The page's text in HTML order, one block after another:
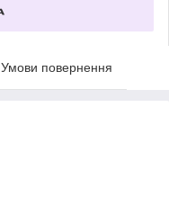
Умови повернення